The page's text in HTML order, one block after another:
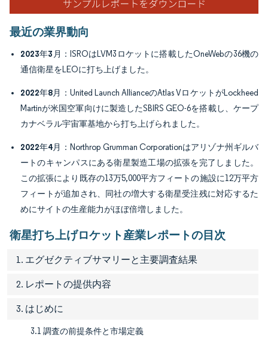
最近の業界動向
2023年3月 ：ISROはLVM3ロケットに搭載したOneWebの36機の
通信衛星をLEOに打ち上げました。
2022年8月 ：United Launch AllianceのAtlas VロケットがLockheed
Martinが米国空軍向けに製造したSBIRS GEO-6を搭載し、ケープ
カナベラル宇宙軍基地から打ち上げられました。
2022年4月 ：Northrop Grumman Corporationはアリゾナ州ギルバ
ートのキャンパスにある衛星製造工場の拡張を完了しました。
この拡張により既存の13万5,000平方フィートの施設に12万平方
フィートが追加され、同社の増大する衛星受注残に対応するた
めにサイトの生産能力がほぼ倍増しました。
衛星打ち上げロケット産業レポートの目次
1. エグゼクティブサマリーと主要調査結果
2. レポートの提供内容
3. はじめに
3.1 調査の前提条件と市場定義